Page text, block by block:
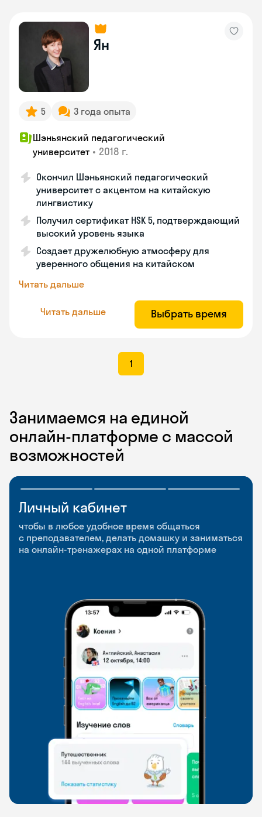
Ян
5 3 года опыта
Шэньянский педагогический
университет • 2018 г.
Окончил Шэньянский педагогический
университет с акцентом на китайскую
лингвистику
Получил сертификат HSK 5, подтверждающий
высокий уровень языка
Создает дружелюбную атмосферу для
уверенного общения на китайском
Читать дальше
Читать дальше Выбрать время
1
Занимаемся на единой
онлайн-платформе с массой
возможностей
Личный кабинет
чтобы в любое удобное время общаться
с преподавателем, делать домашку и заниматься
на онлайн-тренажерах на одной платформе
Мобильное
приложение
чтобы заниматься и изучать новые слова где
и когда удобно
Разговорные клубы
и Talks
Групповые занятия для разговорной практики
и индивидуальные встречи с преподавателями